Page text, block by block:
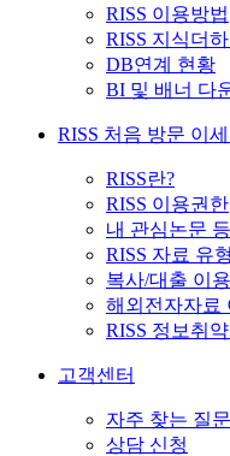
RISS 이용방법
RISS 지식더하
DB연계 현황
BI 및 배너 다
RISS 처음 방문 이
RISS란?
RISS 이용권한
내 관심논문
RISS 자료 유
복사/대출 이
해외전자자료
RISS 정보취
고객센터
자주 찾는 질문
상담 신청